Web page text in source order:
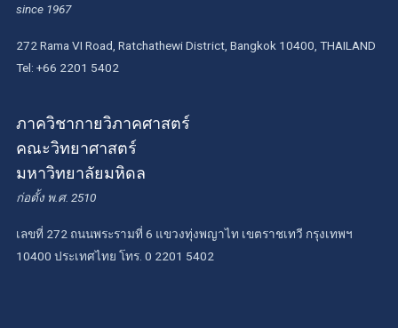
since 1967
272 Rama VI Road, Ratchathewi District, Bangkok 10400, THAILAND
Tel: +66 2201 5402
ภาควิชากายวิภาคศาสตร์
คณะวิทยาศาสตร์
มหาวิทยาลัยมหิดล
ก่อตั้ง พ.ศ. 2510
เลขที่ 272 ถนนพระรามที่ 6 แขวงทุ่งพญาไท เขตราชเทวี กรุงเทพฯ
10400 ประเทศไทย โทร. 0 2201 5402